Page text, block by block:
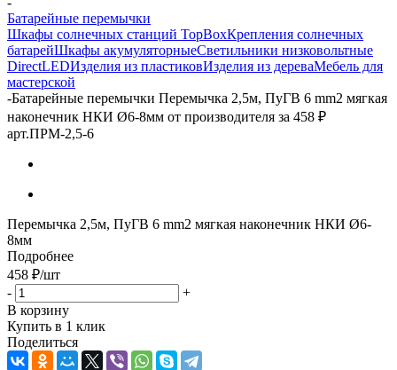
Батарейные перемычки
Шкафы солнечных станций TopBoxКрепления солнечных
батарейШкафы акумуляторныеСветильники низковольтные
DirectLEDИзделия из пластиковИзделия из дереваМебель для
мастерской
-Батарейные перемычки Перемычка 2,5м, ПуГВ 6 mm2 мягкая
наконечник НКИ Ø6-8мм от производителя за 458 ₽
арт.ПРМ-2,5-6
Перемычка 2,5м, ПуГВ 6 mm2 мягкая наконечник НКИ Ø6-
8мм
Подробнее
458 ₽/шт
-
+
В корзину
Купить в 1 клик
Поделиться